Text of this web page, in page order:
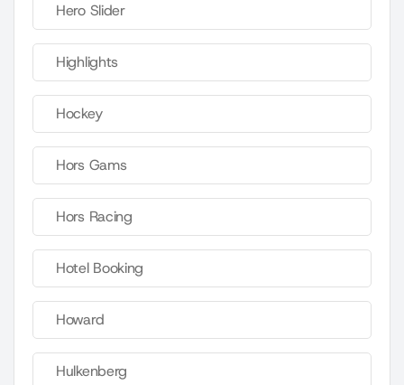
Hero Slider
Highlights
Hockey
Hors Gams
Hors Racing
Hotel Booking
Howard
Hulkenberg